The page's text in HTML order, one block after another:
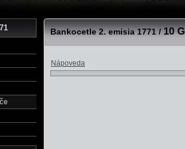
Bankocetle 2. emisia 1771 /10
Nápoveda